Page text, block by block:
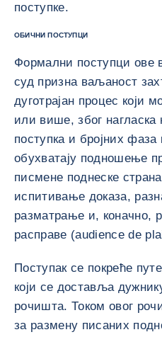
поступке.
ОБИЧНИ ПОСТУПЦИ
Формални поступци ове
суд призна ваљаност
дуготрајан процес који
или више, због нагласка
поступка и бројних
обухватају подношење
писмене поднеске
испитивање доказа,
разматрање и, коначно,
расправе (audience de
Поступак се покреће
који се доставља
рочишта. Током овог
за размену писаних